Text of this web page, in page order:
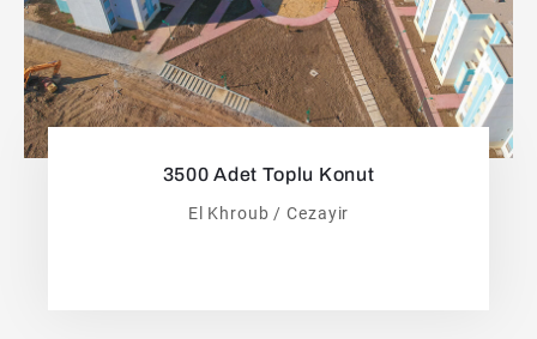
3500 Adet Toplu Konut
El Khroub / Cezayir